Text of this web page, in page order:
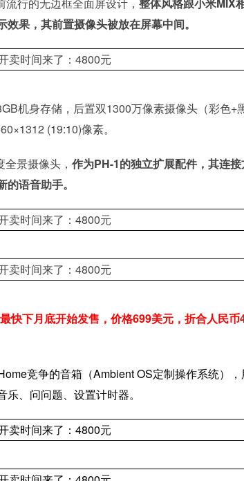
果，其前置摄像头被放在屏幕中间。
机身存储，后置双1300万像素摄像头（彩色+
(19:10)像素。
景摄像头， 作为PH-1的独立扩展配件，其连
语音助手。
下月底开始发售，价格699美元，折合人民币
竞争的音箱（Ambient OS定制操作系统）
、问问题、设置计时器。